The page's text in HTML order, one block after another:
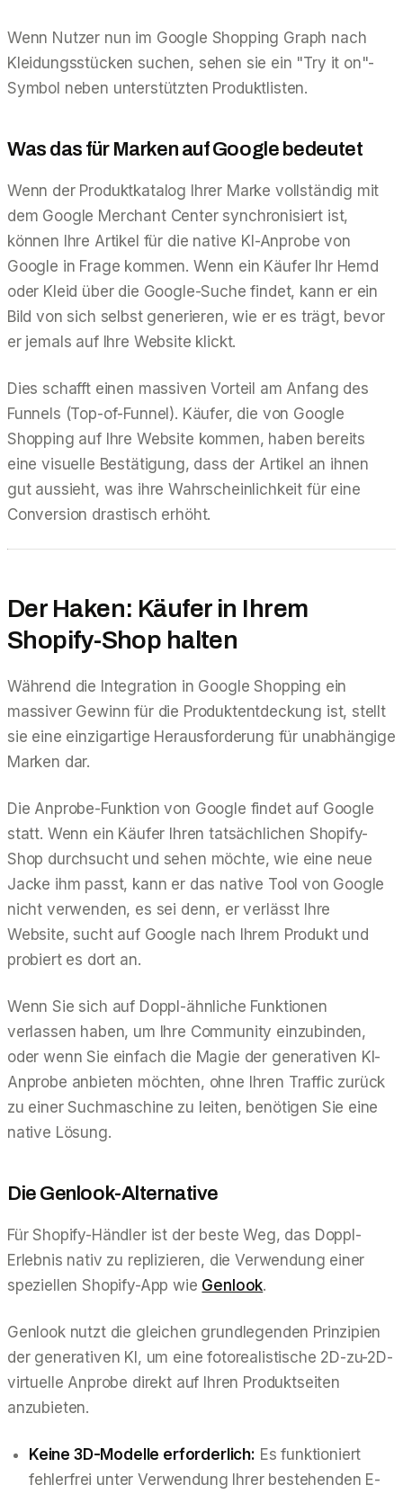
Wenn Nutzer nun im Google Shopping Graph nach
Kleidungsstücken suchen, sehen sie ein "Try it on"-
Symbol neben unterstützten Produktlisten.
Was das für Marken auf Google bedeutet
Wenn der Produktkatalog Ihrer Marke vollständig mit
dem Google Merchant Center synchronisiert ist,
können Ihre Artikel für die native KI-Anprobe von
Google in Frage kommen. Wenn ein Käufer Ihr Hemd
oder Kleid über die Google-Suche findet, kann er ein
Bild von sich selbst generieren, wie er es trägt, bevor
er jemals auf Ihre Website klickt.
Dies schafft einen massiven Vorteil am Anfang des
Funnels (Top-of-Funnel). Käufer, die von Google
Shopping auf Ihre Website kommen, haben bereits
eine visuelle Bestätigung, dass der Artikel an ihnen
gut aussieht, was ihre Wahrscheinlichkeit für eine
Conversion drastisch erhöht.
Der Haken: Käufer in Ihrem
Shopify-Shop halten
Während die Integration in Google Shopping ein
massiver Gewinn für die Produktentdeckung ist, stellt
sie eine einzigartige Herausforderung für unabhängige
Marken dar.
Die Anprobe-Funktion von Google findet auf Google
statt. Wenn ein Käufer Ihren tatsächlichen Shopify-
Shop durchsucht und sehen möchte, wie eine neue
Jacke ihm passt, kann er das native Tool von Google
nicht verwenden, es sei denn, er verlässt Ihre
Website, sucht auf Google nach Ihrem Produkt und
probiert es dort an.
Wenn Sie sich auf Doppl-ähnliche Funktionen
verlassen haben, um Ihre Community einzubinden,
oder wenn Sie einfach die Magie der generativen KI-
Anprobe anbieten möchten, ohne Ihren Traffic zurück
zu einer Suchmaschine zu leiten, benötigen Sie eine
native Lösung.
Die Genlook-Alternative
Für Shopify-Händler ist der beste Weg, das Doppl-
Erlebnis nativ zu replizieren, die Verwendung einer
speziellen Shopify-App wie Genlook.
Genlook nutzt die gleichen grundlegenden Prinzipien
der generativen KI, um eine fotorealistische 2D-zu-2D-
virtuelle Anprobe direkt auf Ihren Produktseiten
anzubieten.
Keine 3D-Modelle erforderlich: Es funktioniert
fehlerfrei unter Verwendung Ihrer bestehenden E-